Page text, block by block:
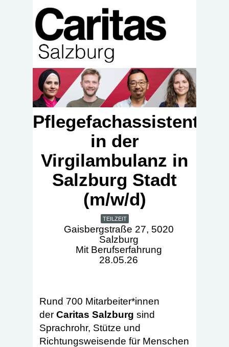
Pflegefachassistent*in
in der
Virgilambulanz in
Salzburg Stadt
(m/w/d)
TEILZEIT
Gaisbergstraße 27, 5020
Salzburg
Mit Berufserfahrung
28.05.26
Rund 700 Mitarbeiter*innen
der Caritas Salzburg sind
Sprachrohr, Stütze und
Richtungsweisende für Menschen